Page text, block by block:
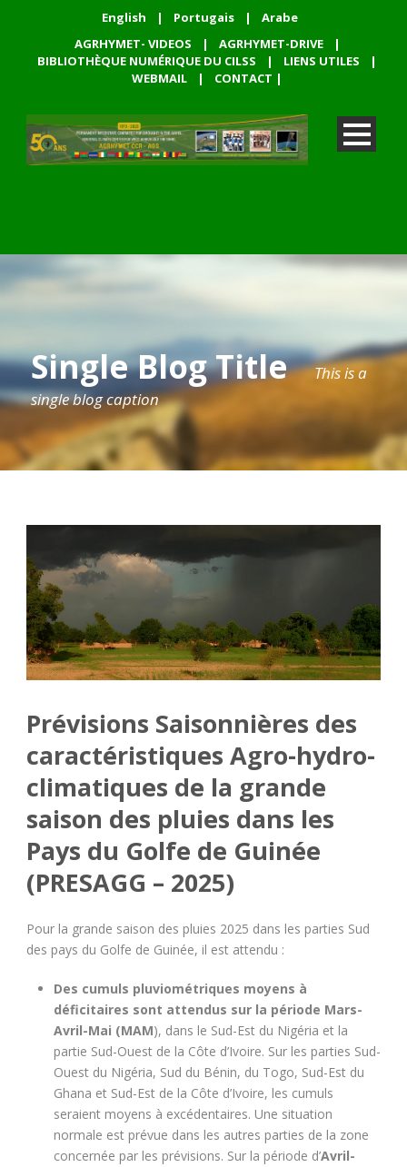
English | Portugais |
Arabe
AGRHYMET- VIDEOS
| AGRHYMET-DRIVE
|
BIBLIOTHÈQUE NUMÉRIQUE DU CILSS
| LIENS UTILES
|
WEBMAIL
| CONTACT |
Single Blog Title
This is a
single blog caption
Prévisions Saisonnières des
caractéristiques Agro-hydro-
climatiques de la grande
saison des pluies dans les
Pays du Golfe de Guinée
(PRESAGG – 2025)
Pour la grande saison des pluies 2025 dans les parties Sud
des pays du Golfe de Guinée, il est attendu :
Des cumuls pluviométriques moyens à
déficitaires sont attendus sur la période Mars-
Avril-Mai (MAM), dans le Sud-Est du Nigéria et la
partie Sud-Ouest de la Côte d’Ivoire. Sur les parties Sud-
Ouest du Nigéria, Sud du Bénin, du Togo, Sud-Est du
Ghana et Sud-Est de la Côte d’Ivoire, les cumuls
seraient moyens à excédentaires. Une situation
normale est prévue dans les autres parties de la zone
concernée par les prévisions. Sur la période d’Avril-